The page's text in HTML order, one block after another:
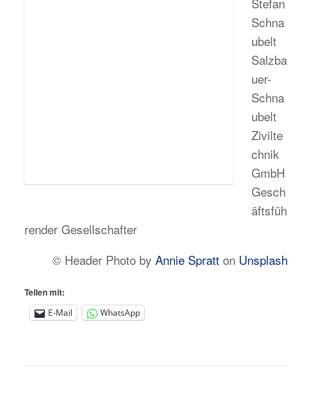
Schna
ubelt
Salzba
uer-
Schna
ubelt
Zivilte
chnik
GmbH
Gesch
äftsfüh
render Gesellschafter
© Header Photo by Annie Spratt on Unsplash
Teilen mit:
E-Mail WhatsApp